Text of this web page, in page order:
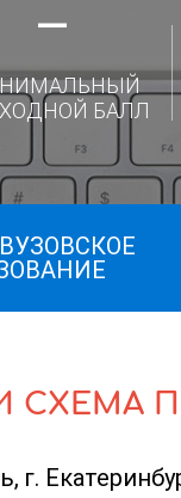
—
БАЛЛ
СХЕМА
г.